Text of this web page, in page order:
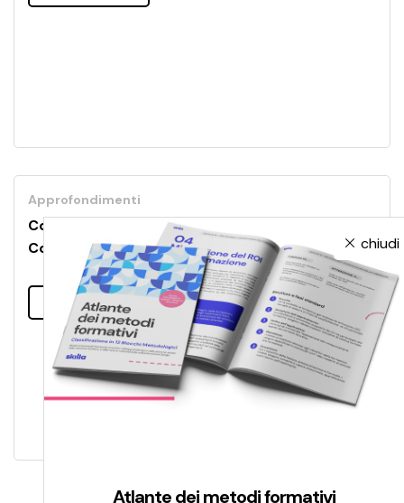
Approfondimenti
Come competere nell’era dell’incertezza post
Covid-19?
Leggi tutto
chiudi
Atlante dei metodi formativi